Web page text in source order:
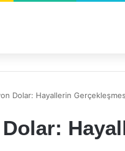
Dolar: Hayallerin